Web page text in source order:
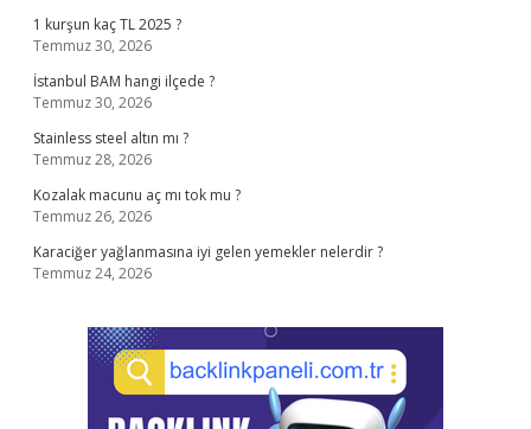
1 kurşun kaç TL 2025 ?
Temmuz 30, 2026
İstanbul BAM hangi ilçede ?
Temmuz 30, 2026
Stainless steel altın mı ?
Temmuz 28, 2026
Kozalak macunu aç mı tok mu ?
Temmuz 26, 2026
Karaciğer yağlanmasına iyi gelen yemekler nelerdir ?
Temmuz 24, 2026